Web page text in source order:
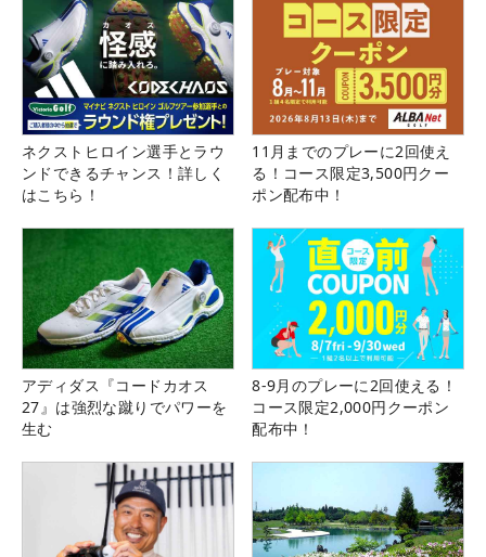
ネクストヒロイン選手とラウ
ンドできるチャンス！詳しく
はこちら！
11月までのプレーに2回使え
る！コース限定3,500円クー
ポン配布中！
アディダス『コードカオス
27』は強烈な蹴りでパワーを
生む
8-9月のプレーに2回使える！
コース限定2,000円クーポン
配布中！